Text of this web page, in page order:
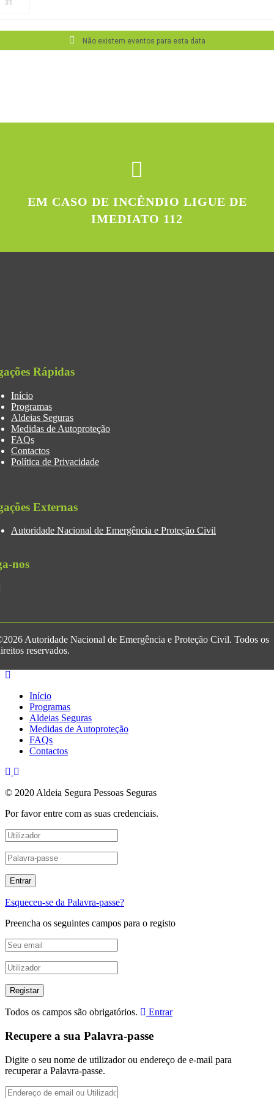
31
Não existem eventos para esta data
EM CASO DE INCÊNDIO LIGUE DE
IMEDIATO 112
Rápidas
Início
Programas
Aldeias Seguras
Medidas de Autoproteção
FAQs
Contactos
Política de Privacidade
Externas
Autoridade Nacional de Emergência e Proteção Civil
nos
Autoridade Nacional de Emergência e Proteção Civil. Todos os
reservados.
Início
Programas
Aldeias Seguras
Medidas de Autoproteção
FAQs
Contactos
© 2020 Aldeia Segura Pessoas Seguras
Por favor entre com as suas credenciais.
Esqueceu-se da Palavra-passe?
Preencha os seguintes campos para o registo
Todos os campos são obrigatórios. Entrar
Recupere a sua Palavra-passe
Digite o seu nome de utilizador ou endereço de e-mail para
recuperar a Palavra-passe.